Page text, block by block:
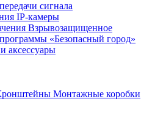
сигнала
IP-камеры
Взрывозащищенное
«Безопасный город»
аксессуары
Монтажные коробки